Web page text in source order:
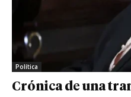
Política
Crónica de una